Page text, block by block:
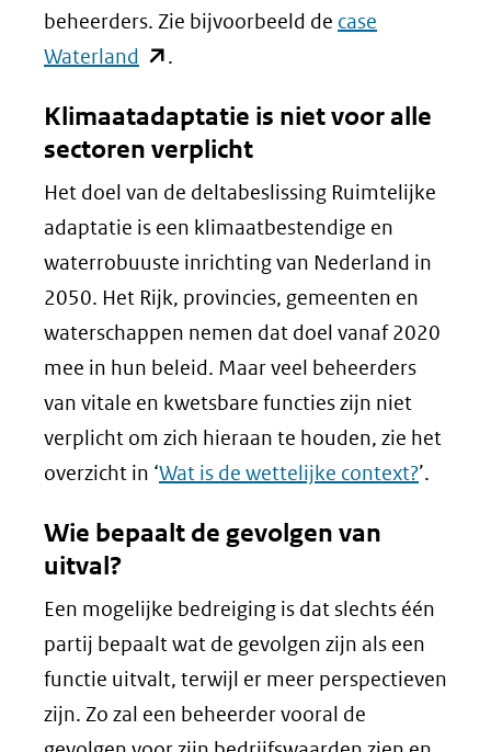
beheerders. Zie bijvoorbeeld de case
Waterland (opent
nieuw
venster)
(verwijst
naar
een
andere
website)
.
Klimaatadaptatie is niet voor alle
sectoren verplicht
Het doel van de deltabeslissing Ruimtelijke
adaptatie is een klimaatbestendige en
waterrobuuste inrichting van Nederland in
2050. Het Rijk, provincies, gemeenten en
waterschappen nemen dat doel vanaf 2020
mee in hun beleid. Maar veel beheerders
van vitale en kwetsbare functies zijn niet
verplicht om zich hieraan te houden, zie het
overzicht in ‘Wat is de wettelijke context?’.
Wie bepaalt de gevolgen van
uitval?
Een mogelijke bedreiging is dat slechts één
partij bepaalt wat de gevolgen zijn als een
functie uitvalt, terwijl er meer perspectieven
zijn. Zo zal een beheerder vooral de